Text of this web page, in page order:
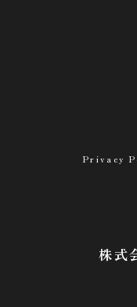
株式
Privacy